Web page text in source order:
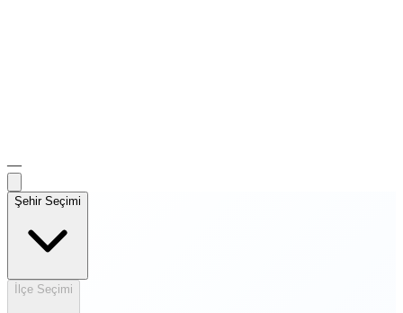
—
Şehir Seçimi
İlçe Seçimi